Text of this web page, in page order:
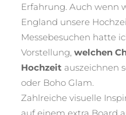
Erfahrung. Auch wenn
England unsere
Messebesuchen hatte
Vorstellung,welchen
Hochzeit auszeichnen
oder Boho Glam.
Zahlreiche visuelle
auf einem extra Board